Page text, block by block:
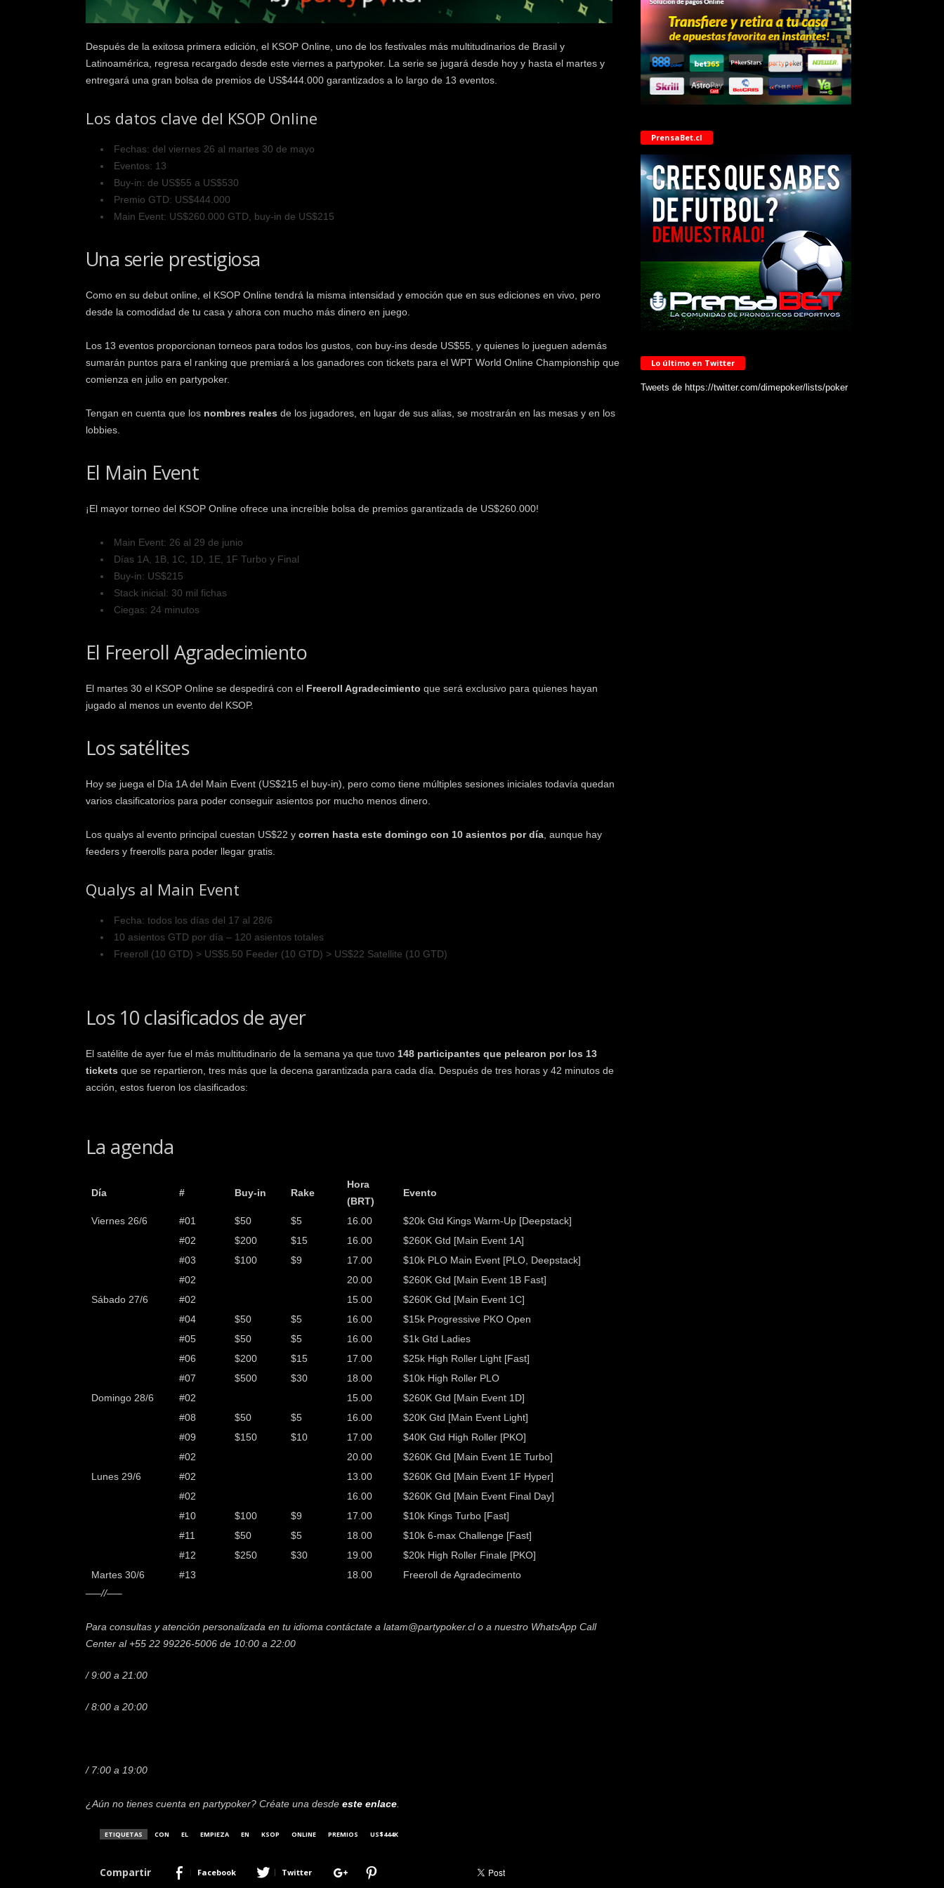
e
.
c
l
Después de la exitosa primera edición, el KSOP Online, uno de los festivales más multitudinarios de Brasil y
Latinoamérica, regresa recargado desde este viernes a partypoker. La serie se jugará desde hoy y hasta el martes y
entregará una gran bolsa de premios de US$444.000 garantizados a lo largo de 13 eventos.
Los datos clave del KSOP Online
Fechas: del viernes 26 al martes 30 de mayo
Eventos: 13
Buy-in: de US$55 a US$530
Premio GTD: US$444.000
Main Event: US$260.000 GTD, buy-in de US$215
Una serie prestigiosa
Como en su debut online, el KSOP Online tendrá la misma intensidad y emoción que en sus ediciones en vivo, pero
desde la comodidad de tu casa y ahora con mucho más dinero en juego.
Los 13 eventos proporcionan torneos para todos los gustos, con buy-ins desde US$55, y quienes lo jueguen además
sumarán puntos para el ranking que premiará a los ganadores con tickets para el WPT World Online Championship que
comienza en julio en partypoker.
Tengan en cuenta que los nombres reales de los jugadores, en lugar de sus alias, se mostrarán en las mesas y en los
lobbies.
El Main Event
¡El mayor torneo del KSOP Online ofrece una increíble bolsa de premios garantizada de US$260.000!
Main Event: 26 al 29 de junio
Días 1A, 1B, 1C, 1D, 1E, 1F Turbo y Final
Buy-in: US$215
Stack inicial: 30 mil fichas
Ciegas: 24 minutos
El Freeroll Agradecimiento
El martes 30 el KSOP Online se despedirá con el Freeroll Agradecimiento que será exclusivo para quienes hayan
jugado al menos un evento del KSOP.
Los satélites
Hoy se juega el Día 1A del Main Event (US$215 el buy-in), pero como tiene múltiples sesiones iniciales todavía quedan
varios clasificatorios para poder conseguir asientos por mucho menos dinero.
Los qualys al evento principal cuestan US$22 y corren hasta este domingo con 10 asientos por día , aunque hay
feeders y freerolls para poder llegar gratis.
Qualys al Main Event
Fecha: todos los días del 17 al 28/6
10 asientos GTD por día – 120 asientos totales
Freeroll (10 GTD) > US$5.50 Feeder (10 GTD) > US$22 Satellite (10 GTD)
Los 10 clasificados de ayer
El satélite de ayer fue el más multitudinario de la semana ya que tuvo 148 participantes que pelearon por los 13
tickets que se repartieron, tres más que la decena garantizada para cada día. Después de tres horas y 42 minutos de
acción, estos fueron los clasificados:
La agenda
Día # Buy-in Rake
Hora
(BRT)
Evento
Viernes 26/6 #01 $50 $5 16.00
$20k Gtd Kings Warm-Up [Deepstack]
#02
$200 $15 16.00
$260K Gtd [Main Event 1A]
#03
$100 $9 17.00
$10k PLO Main Event [PLO, Deepstack]
#02
20.00
$260K Gtd [Main Event 1B Fast]
Sábado 27/6
#02 15.00
$260K Gtd [Main Event 1C]
#04
$50 $5 16.00
$15k Progressive PKO Open
#05
$50 $5 16.00
$1k Gtd Ladies
#06
$200 $15 17.00
$25k High Roller Light [Fast]
#07
$500 $30 18.00
$10k High Roller PLO
Domingo 28/6
#02 15.00
$260K Gtd [Main Event 1D]
#08
$50 $5 16.00
$20K Gtd [Main Event Light]
#09
$150 $10 17.00
$40K Gtd High Roller [PKO]
#02
20.00
$260K Gtd [Main Event 1E Turbo]
Lunes 29/6
#02 13.00
$260K Gtd [Main Event 1F Hyper]
#02
16.00
$260K Gtd [Main Event Final Day]
#10
$100 $9 17.00
$10k Kings Turbo [Fast]
#11
$50 $5 18.00
$10k 6-max Challenge [Fast]
#12
$250 $30 19.00
$20k High Roller Finale [PKO]
Martes 30/6
#13 18.00
Freeroll de Agradecimento
—–//—–
Para consultas y atención personalizada en tu idioma contáctate a latam@partypoker.cl o a nuestro WhatsApp Call
Center al +55 22 99226-5006 de 10:00 a 22:00
/ 9:00 a 21:00
/ 8:00 a 20:00
/ 7:00 a 19:00
¿Aún no tienes cuenta en partypoker? Créate una desde este enlace
ETIQUETAS CON EL EMPIEZA EN KSOP ONLINE PREMIOS US$444K
Compartir Facebook Twitter
PrensaBet.cl
Lo último en Twitter
Tweets de https://twitter.com/dimepoker/lists/poker